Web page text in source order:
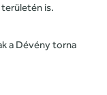
is.
a Dévény torna